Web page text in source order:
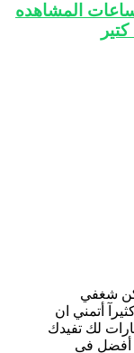
ساعات المشاهده